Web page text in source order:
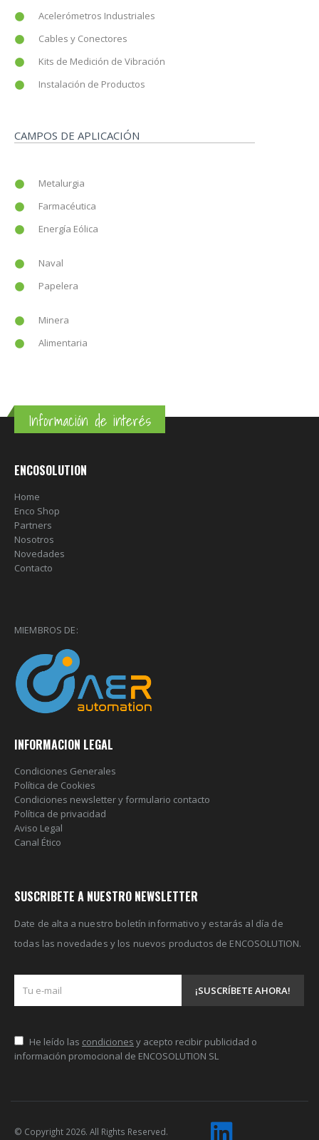
Acelerómetros Industriales
Cables y Conectores
Kits de Medición de Vibración
Instalación de Productos
CAMPOS DE APLICACIÓN
Metalurgia
Farmacéutica
Energía Eólica
Naval
Papelera
Minera
Alimentaria
Información de interés
ENCOSOLUTION
Home
Enco Shop
Partners
Nosotros
Novedades
Contacto
MIEMBROS DE:
INFORMACION LEGAL
Condiciones Generales
Política de Cookies
Condiciones newsletter y formulario contacto
Política de privacidad
Aviso Legal
Canal Ético
SUSCRIBETE A NUESTRO NEWSLETTER
Date de alta a nuestro boletín informativo y estarás al día de
todas las novedades y los nuevos productos de ENCOSOLUTION.
He leído las condiciones y acepto recibir publicidad o
información promocional de ENCOSOLUTION SL
© Copyright 2026. All Rights Reserved.